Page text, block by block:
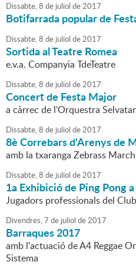
Dissabte,8 de juliol de2017
Botifarrada popular de
Dissabte,8 de juliol de2017
Sortida al Teatre Romea
e.v.a. Companyia TdeTeatre
Dissabte,8 de juliol de2017
Concert de Festa Major
a càrrec de l'Orquestra
Dissabte,8 de juliol de2017
8è Correbars d'Arenys de
amb la txaranga Zebrass
Dissabte,8 de juliol de2017
1a Exhibició de Ping Pong
Jugadors professionals del
Divendres,7 de juliol de2017
Barraques 2017
amb l'actuació de A4 Reggae
Sistema